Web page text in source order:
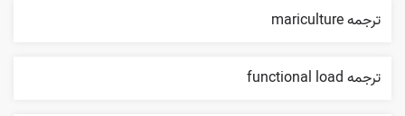
ترجمه mariculture
ترجمه functional load